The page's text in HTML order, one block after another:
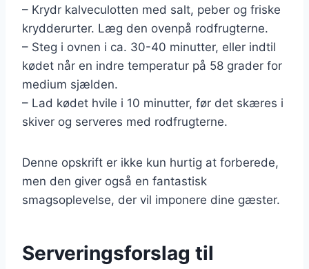
– Krydr kalveculotten med salt, peber og friske
krydderurter. Læg den ovenpå rodfrugterne.
– Steg i ovnen i ca. 30-40 minutter, eller indtil
kødet når en indre temperatur på 58 grader for
medium sjælden.
– Lad kødet hvile i 10 minutter, før det skæres i
skiver og serveres med rodfrugterne.
Denne opskrift er ikke kun hurtig at forberede,
men den giver også en fantastisk
smagsoplevelse, der vil imponere dine gæster.
Serveringsforslag til